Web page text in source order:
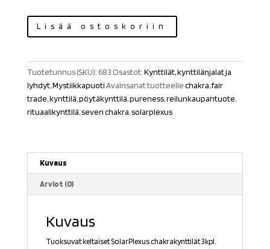
Solarplexus
chakrakynttilä
määrä
Lisää ostoskoriin
Tuotetunnus (SKU): 683 Osastot:Kynttilät, kynttilänjalat ja
lyhdyt,MystiikkapuotiAvainsanat tuotteellechakra,fair
trade,kynttilä,pöytäkynttilä,pureness,reilunkaupantuote,
rituaalikynttilä,seven chakra,solarplexus
Kuvaus
Arviot (0)
Kuvaus
Tuoksuvat keltaiset SolarPlexus chakrakynttilät 3kpl.